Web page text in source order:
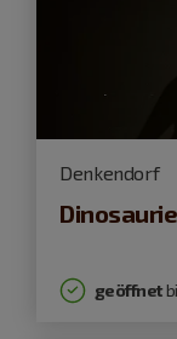
Denkendorf
geöffnet